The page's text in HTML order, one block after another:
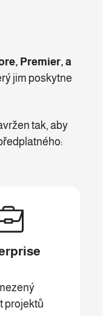
Premier, a
jim poskytne
tak, aby
projektů